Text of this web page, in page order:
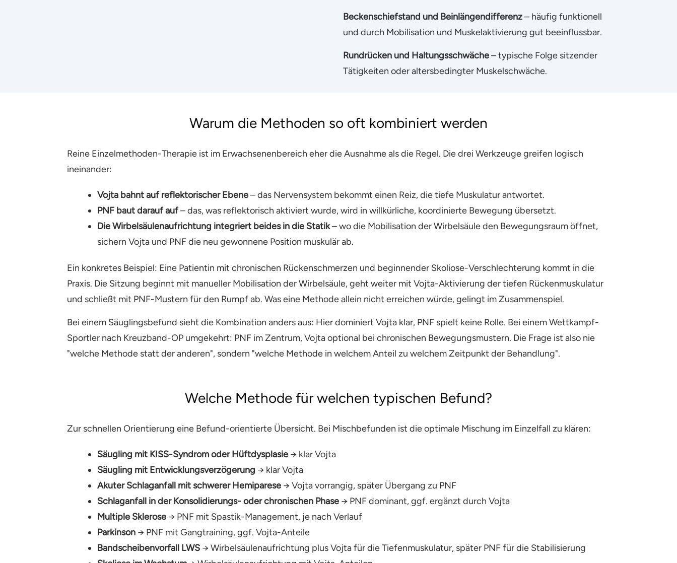
Beckenschiefstand und Beinlängendifferenz– häufig funktionell
und durch Mobilisation und Muskelaktivierung gut beeinflussbar.
Rundrücken und Haltungsschwäche– typische Folge sitzender
Tätigkeiten oder altersbedingter Muskelschwäche.
Warum die Methoden so oft kombiniert werden
Reine Einzelmethoden-Therapie ist im Erwachsenenbereich eher die Ausnahme als die Regel. Die drei Werkzeuge greifen logisch
ineinander:
Vojta bahnt auf reflektorischer Ebene– das Nervensystem bekommt einen Reiz, die tiefe Muskulatur antwortet.
PNF baut darauf auf– das, was reflektorisch aktiviert wurde, wird in willkürliche, koordinierte Bewegung übersetzt.
Die Wirbelsäulenaufrichtung integriert beides in die Statik– wo die Mobilisation der Wirbelsäule den Bewegungsraum öffnet,
sichern Vojta und PNF die neu gewonnene Position muskulär ab.
Ein konkretes Beispiel: Eine Patientin mit chronischen Rückenschmerzen und beginnender Skoliose-Verschlechterung kommt in die
Praxis. Die Sitzung beginnt mit manueller Mobilisation der Wirbelsäule, geht weiter mit Vojta-Aktivierung der tiefen Rückenmuskulatur
und schließt mit PNF-Mustern für den Rumpf ab. Was eine Methode allein nicht erreichen würde, gelingt im Zusammenspiel.
Bei einem Säuglingsbefund sieht die Kombination anders aus: Hier dominiert Vojta klar, PNF spielt keine Rolle. Bei einem Wettkampf-
Sportler nach Kreuzband-OP umgekehrt: PNF im Zentrum, Vojta optional bei chronischen Bewegungsmustern. Die Frage ist also nie
"welche Methode statt der anderen", sondern "welche Methode in welchem Anteil zu welchem Zeitpunkt der Behandlung".
Welche Methode für welchen typischen Befund?
Zur schnellen Orientierung eine Befund-orientierte Übersicht. Bei Mischbefunden ist die optimale Mischung im Einzelfall zu klären:
Säugling mit KISS-Syndrom oder Hüftdysplasie → klar Vojta
Säugling mit Entwicklungsverzögerung → klar Vojta
Akuter Schlaganfall mit schwerer Hemiparese → Vojta vorrangig, später Übergang zu PNF
Schlaganfall in der Konsolidierungs- oder chronischen Phase → PNF dominant, ggf. ergänzt durch Vojta
Multiple Sklerose → PNF mit Spastik-Management, je nach Verlauf
Parkinson → PNF mit Gangtraining, ggf. Vojta-Anteile
Bandscheibenvorfall LWS → Wirbelsäulenaufrichtung plus Vojta für die Tiefenmuskulatur, später PNF für die Stabilisierung